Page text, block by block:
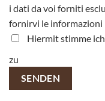
i dati da voi forniti
fornirvi le informazioni
Hiermit stimme
zu